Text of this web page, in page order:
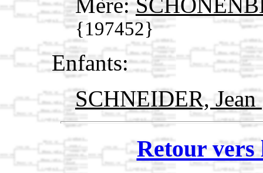
{197452}
Enfants:
SCHNEIDER, Jean
Retour vers